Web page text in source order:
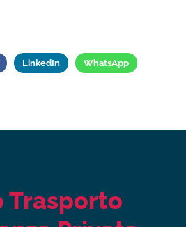
LinkedIn WhatsApp
Trasporto